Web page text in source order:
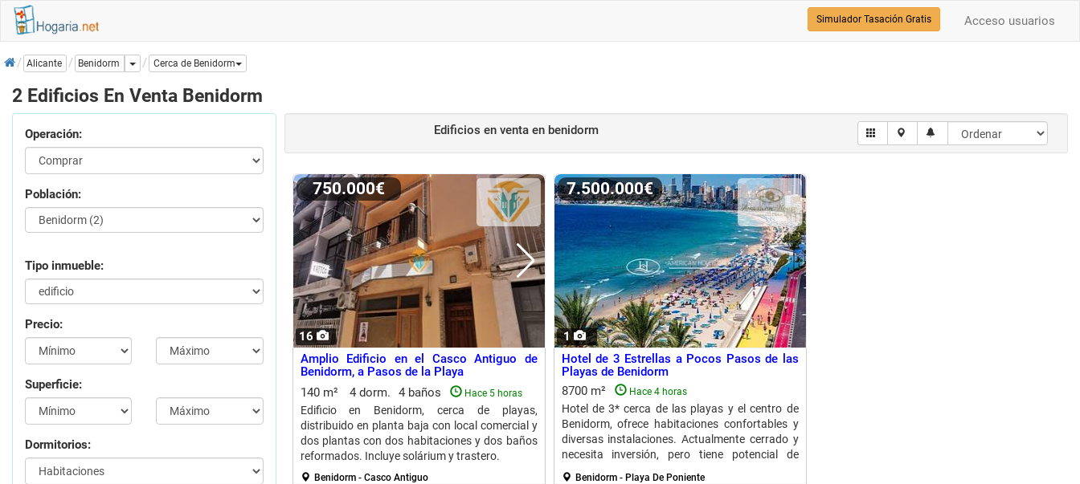
Acceso usuarios
Simulador Tasación Gratis
InicioAlicante Benidorm Dropdown
Cerca de Benidorm
2 Edificios En Venta Benidorm
Operación:
Población:
Tipo inmueble:
Precio:
Superficie:
Dormitorios:
Edificios en ventaen benidorm
16
750.000€
Amplio Edificio en el Casco Antiguo de
Benidorm, a Pasos de la Playa
140 m²
4 dorm. 4 baños Hace 5 horas
Edificio en Benidorm, cerca de playas,
distribuido en planta baja con local comercial y
dos plantas con dos habitaciones y dos baños
reformados. Incluye solárium y trastero.
Benidorm - Casco Antiguo
1
7.500.000€
Hotel de 3 Estrellas a Pocos Pasos de las
Playas de Benidorm
8700 m²
Hace 4 horas
Hotel de 3* cerca de las playas y el centro de
Benidorm, ofrece habitaciones confortables y
diversas instalaciones. Actualmente cerrado y
necesita inversión, pero tiene potencial de
edificabilidad.
Benidorm - Playa De Poniente